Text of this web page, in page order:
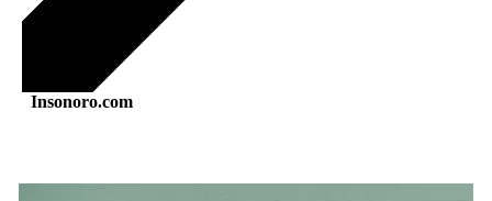
Insonoro.com